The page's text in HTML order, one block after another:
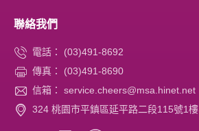
聯絡我們
電話：
(03)491-8692
傳真：
(03)491-8690
信箱：
service.cheers@msa.hinet.net
324 桃園市平鎮區延平路二段115號1樓